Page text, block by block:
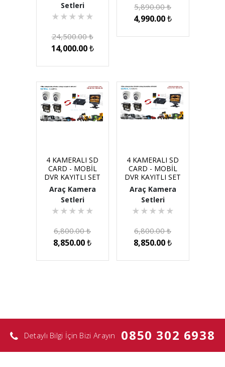
Setleri
★ ★ ★ ★ ★
24,500.00₺
14,000.00₺
5,890.00₺
4,990.00₺
4 KAMERALI SD
CARD - MOBİL
DVR KAYITLI SET
Araç Kamera
Setleri
★ ★ ★ ★ ★
6,800.00₺
8,850.00₺
4 KAMERALI SD
CARD - MOBİL
DVR KAYITLI SET
Araç Kamera
Setleri
★ ★ ★ ★ ★
6,800.00₺
8,850.00₺
Detaylı Bilgi İçin Bizi Arayın 0850 302 6938